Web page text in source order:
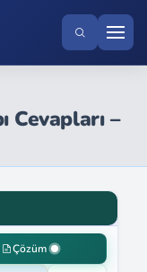
Cevapları –
Çözüm